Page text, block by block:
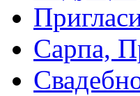
Сарпа,